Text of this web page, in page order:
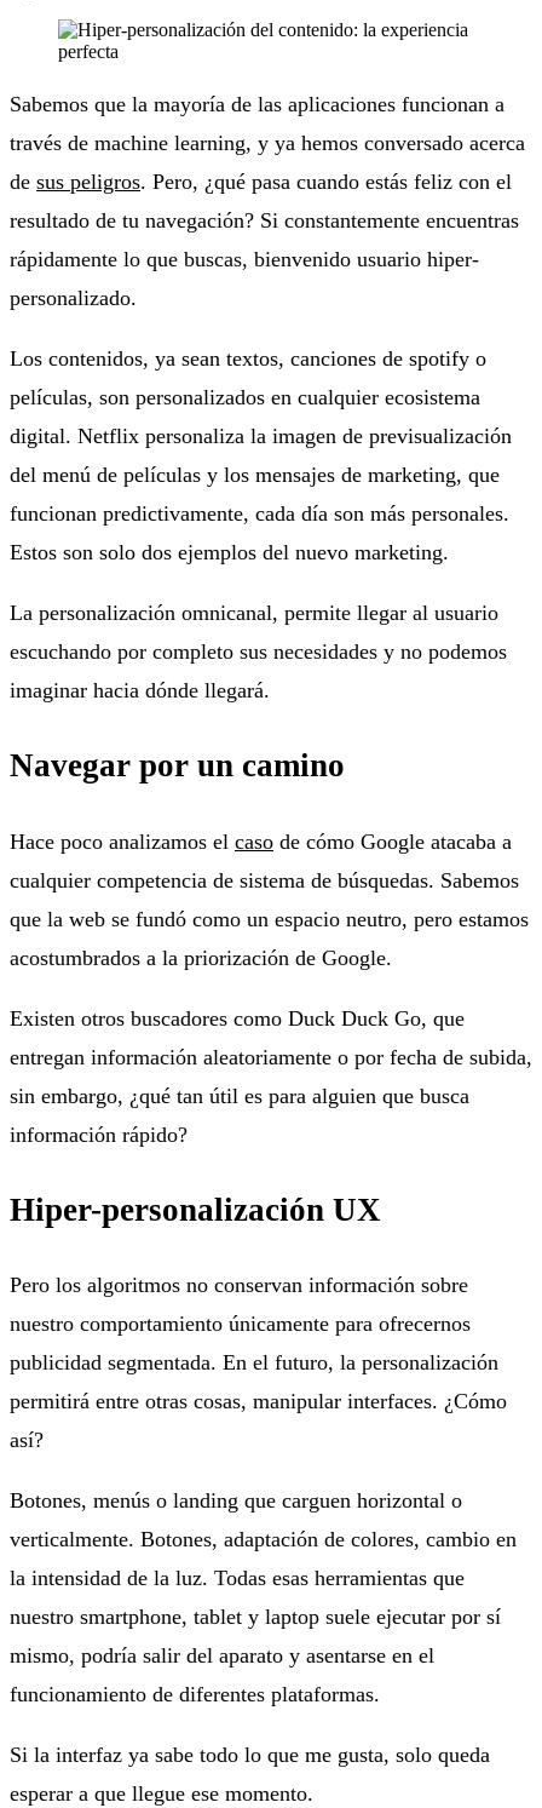
Sabemos que la mayoría de las aplicaciones funcionan a
través de machine learning, y ya hemos conversado acerca
de sus peligros. Pero, ¿qué pasa cuando estás feliz con el
resultado de tu navegación? Si constantemente encuentras
rápidamente lo que buscas, bienvenido usuario hiper-
personalizado.
Los contenidos, ya sean textos, canciones de spotify o
películas, son personalizados en cualquier ecosistema
digital. Netflix personaliza la imagen de previsualización
del menú de películas y los mensajes de marketing, que
funcionan predictivamente, cada día son más personales.
Estos son solo dos ejemplos del nuevo marketing.
La personalización omnicanal, permite llegar al usuario
escuchando por completo sus necesidades y no podemos
imaginar hacia dónde llegará.
Navegar por un camino
Hace poco analizamos el caso de cómo Google atacaba a
cualquier competencia de sistema de búsquedas. Sabemos
que la web se fundó como un espacio neutro, pero estamos
acostumbrados a la priorización de Google.
Existen otros buscadores como Duck Duck Go, que
entregan información aleatoriamente o por fecha de subida,
sin embargo, ¿qué tan útil es para alguien que busca
información rápido?
Hiper-personalización UX
Pero los algoritmos no conservan información sobre
nuestro comportamiento únicamente para ofrecernos
publicidad segmentada. En el futuro, la personalización
permitirá entre otras cosas, manipular interfaces. ¿Cómo
así?
Botones, menús o landing que carguen horizontal o
verticalmente. Botones, adaptación de colores, cambio en
la intensidad de la luz. Todas esas herramientas que
nuestro smartphone, tablet y laptop suele ejecutar por sí
mismo, podría salir del aparato y asentarse en el
funcionamiento de diferentes plataformas.
Si la interfaz ya sabe todo lo que me gusta, solo queda
esperar a que llegue ese momento.